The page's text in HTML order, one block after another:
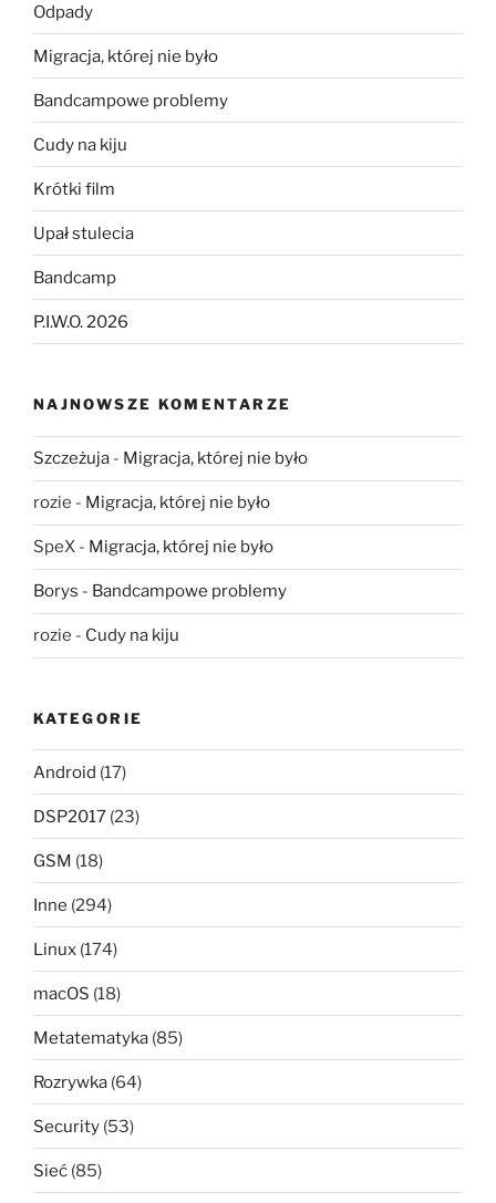
Odpady
Migracja, której nie było
Bandcampowe problemy
Cudy na kiju
Krótki film
Upał stulecia
Bandcamp
P.I.W.O. 2026
NAJNOWSZE KOMENTARZE
Szczeżuja - Migracja, której nie było
rozie - Migracja, której nie było
SpeX - Migracja, której nie było
Borys - Bandcampowe problemy
rozie - Cudy na kiju
KATEGORIE
Android (17)
DSP2017 (23)
GSM (18)
Inne (294)
Linux (174)
macOS (18)
Metatematyka (85)
Rozrywka (64)
Security (53)
Sieć (85)